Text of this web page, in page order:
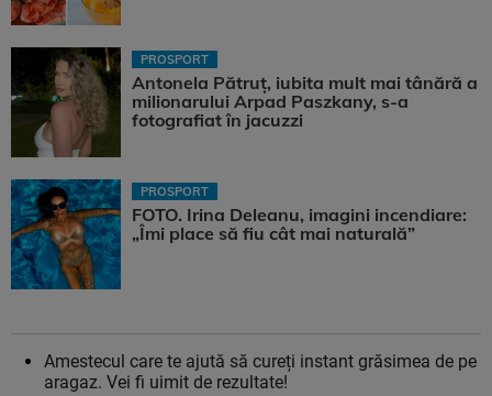
PROSPORT
Antonela Pătruț, iubita mult mai tânără a
milionarului Arpad Paszkany, s-a
fotografiat în jacuzzi
PROSPORT
FOTO. Irina Deleanu, imagini incendiare:
„Îmi place să fiu cât mai naturală”
Amestecul care te ajută să cureți instant grăsimea de pe
aragaz. Vei fi uimit de rezultate!